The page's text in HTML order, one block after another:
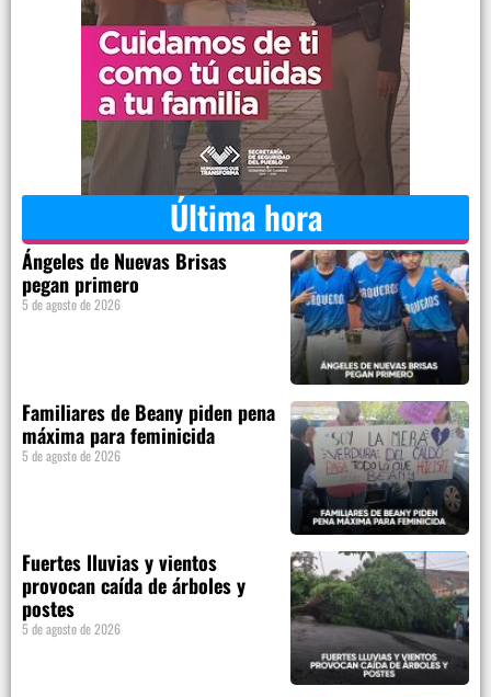
Última hora
Ángeles de Nuevas Brisas
pegan primero
5 de agosto de 2026
Familiares de Beany piden pena
máxima para feminicida
5 de agosto de 2026
Fuertes lluvias y vientos
provocan caída de árboles y
postes
5 de agosto de 2026